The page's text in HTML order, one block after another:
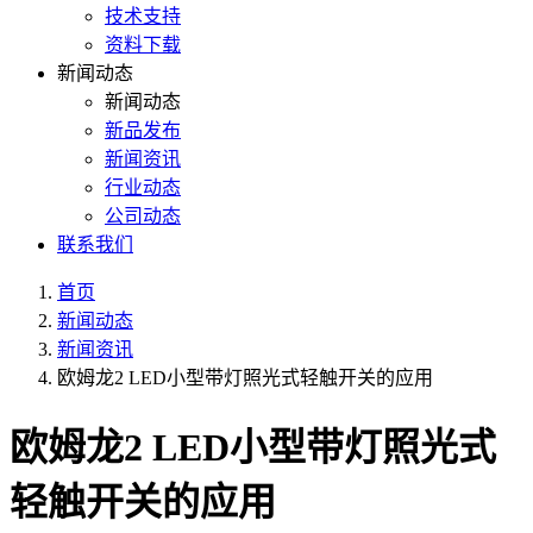
技术支持
资料下载
新闻动态
新闻动态
新品发布
新闻资讯
行业动态
公司动态
联系我们
首页
新闻动态
新闻资讯
欧姆龙2 LED小型带灯照光式轻触开关的应用
欧姆龙2 LED小型带灯照光式
轻触开关的应用